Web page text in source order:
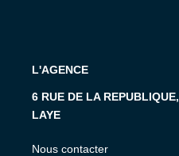
L'AGENCE
6 RUE DE LA
LAYE
Nous contacter